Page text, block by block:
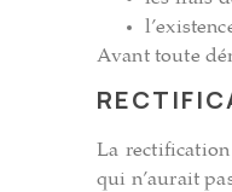
Avant toute
La
qui n’aurait